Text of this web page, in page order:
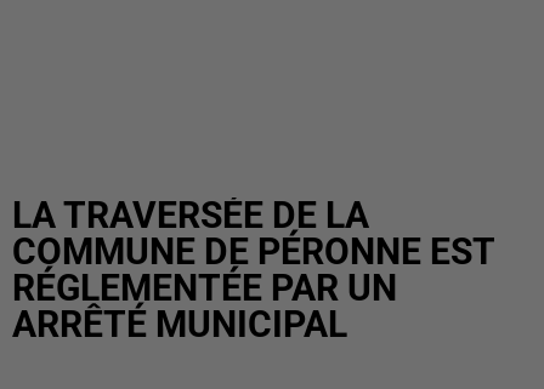
LA TRAVERSÉE DE LA
COMMUNE DE PÉRONNE EST
RÉGLEMENTÉE PAR UN
ARRÊTÉ MUNICIPAL